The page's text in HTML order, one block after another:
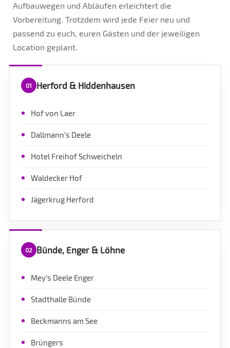
Aufbauwegen und Abläufen erleichtert die
Vorbereitung. Trotzdem wird jede Feier neu und
passend zu euch, euren Gästen und der jeweiligen
Location geplant.
01 Herford & Hiddenhausen
Hof von Laer
Dallmann’s Deele
Hotel Freihof Schweicheln
Waldecker Hof
Jägerkrug Herford
02 Bünde, Enger & Löhne
Mey’s Deele Enger
Stadthalle Bünde
Beckmanns am See
Brüngers